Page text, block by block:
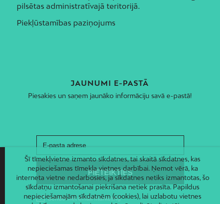
pilsētas administratīvajā teritorijā.
Piekļūstamības paziņojums
JAUNUMI E-PASTĀ
Piesakies un saņem jaunāko informāciju savā e-pastā!
Šī tīmekļvietne izmanto sīkdatnes, tai skaitā sīkdatnes, kas
nepieciešamas tīmekļa vietnes darbībai. Ņemot vērā, ka
interneta vietne nedarbosies, ja sīkdatnes netiks izmantotas, šo
sīkdatņu izmantošanai piekrišana netiek prasīta. Papildus
nepieciešamajām sīkdatnēm (cookies), lai uzlabotu vietnes